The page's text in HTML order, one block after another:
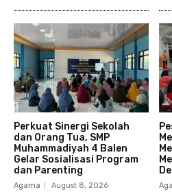
Perkuat Sinergi Sekolah
dan Orang Tua, SMP
Muhammadiyah 4 Balen
Gelar Sosialisasi Program
dan Parenting
Agama August 8, 2026